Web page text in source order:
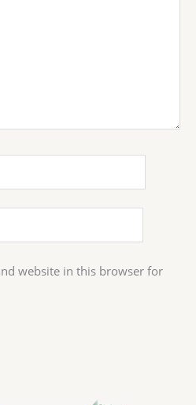
website in this browser for